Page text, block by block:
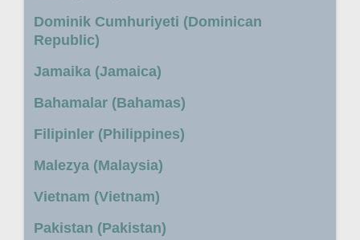
Dominik Cumhuriyeti (Dominican
Republic)
Jamaika (Jamaica)
Bahamalar (Bahamas)
Filipinler (Philippines)
Malezya (Malaysia)
Vietnam (Vietnam)
Pakistan (Pakistan)